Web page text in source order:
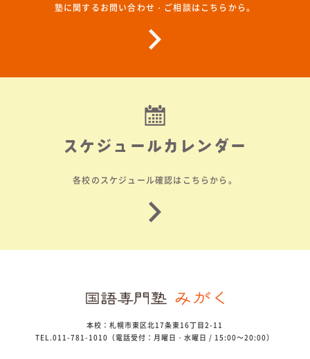
塾に関するお問い合わせ・ご相談はこちらから。
スケジュールカレンダー
各校のスケジュール確認はこちらから。
本校：札幌市東区北17条東16丁目2-11
TEL.011-781-1010（電話受付：月曜日・水曜日 / 15:00～20:00）